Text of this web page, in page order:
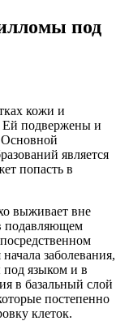
под
кожи и
Ей подвержены и
является
попасть в
выживает вне
подавляющем
заболевания,
под языком и в
в базальный слой
постепенно
клеток.